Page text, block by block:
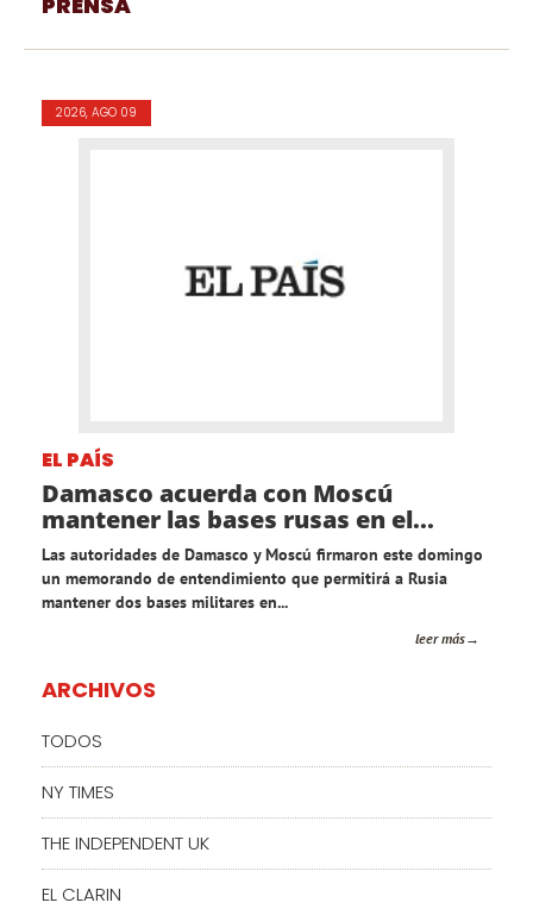
2026, AGO 09
EL PAÍS
Damasco acuerda con Moscú
mantener las bases rusas en el...
Las autoridades de Damasco y Moscú firmaron este domingo
un memorando de entendimiento que permitirá a Rusia
mantener dos bases militares en...
leer más
ARCHIVOS
TODOS
NY TIMES
THE INDEPENDENT UK
EL CLARIN